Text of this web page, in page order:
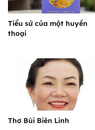
Tiểu sử của một huyền
thoại
Thơ Bùi Biên Linh